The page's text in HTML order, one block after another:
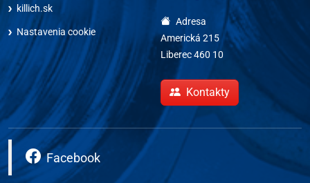
killich.sk
Nastavenia cookie
Adresa
Americká 215
Liberec 460 10
Kontakty
Facebook